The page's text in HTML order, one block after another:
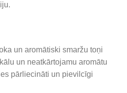
un aromātiski smaržu toņi
un neatkārtojamu aromātu
pārliecināti un pievilcīgi